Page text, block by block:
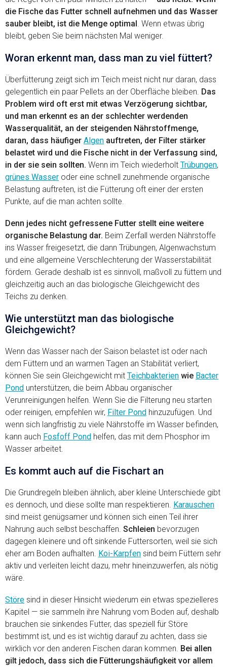
die Fische das Futter schnell aufnehmen und das Wasser
sauber bleibt, ist die Menge optimal . Wenn etwas übrig
bleibt, geben Sie beim nächsten Mal weniger.
Woran erkennt man, dass man zu viel füttert?
Überfütterung zeigt sich im Teich meist nicht nur daran, dass
gelegentlich ein paar Pellets an der Oberfläche bleiben. Das
Problem wird oft erst mit etwas Verzögerung sichtbar,
und man erkennt es an der schlechter werdenden
Wasserqualität, an der steigenden Nährstoffmenge,
daran, dass häufiger Algen auftreten, der Filter stärker
belastet wird und die Fische nicht in der Verfassung sind,
in der sie sein sollten. Wenn im Teich wiederholt Trübungen,
grünes Wasser oder eine schnell zunehmende organische
Belastung auftreten, ist die Fütterung oft einer der ersten
Punkte, auf die man achten sollte.
Denn jedes nicht gefressene Futter stellt eine weitere
organische Belastung dar. Beim Zerfall werden Nährstoffe
ins Wasser freigesetzt, die dann Trübungen, Algenwachstum
und eine allgemeine Verschlechterung der Wasserstabilität
fördern. Gerade deshalb ist es sinnvoll, maßvoll zu füttern und
gleichzeitig auch an das biologische Gleichgewicht des
Teichs zu denken.
Wie unterstützt man das biologische
Gleichgewicht?
Wenn das Wasser nach der Saison belastet ist oder nach
dem Füttern und an warmen Tagen an Stabilität verliert,
können Sie sein Gleichgewicht mit Teichbakterien wie Bacter
Pond unterstützen, die beim Abbau organischer
Verunreinigungen helfen. Wenn Sie die Filterung neu starten
oder reinigen, empfehlen wir, Filter Pond hinzuzufügen. Und
wenn sich langfristig zu viele Nährstoffe im Wasser befinden,
kann auch Fosfoff Pond helfen, das mit dem Phosphor im
Wasser arbeitet.
Es kommt auch auf die Fischart an
Die Grundregeln bleiben ähnlich, aber kleine Unterschiede gibt
es dennoch, und diese sollte man respektieren. Karauschen
sind meist genügsamer und können sich einen Teil ihrer
Nahrung auch selbst beschaffen. Schleien bevorzugen
dagegen kleinere und oft sinkende Futtersorten, weil sie sich
eher am Boden aufhalten. Koi-Karpfen sind beim Füttern sehr
aktiv und verleiten leicht dazu, mehr hineinzuwerfen, als nötig
wäre.
Störe sind in dieser Hinsicht wiederum ein etwas spezielleres
Kapitel — sie sammeln ihre Nahrung vom Boden auf, deshalb
brauchen sie sinkendes Futter, das speziell für Störe
bestimmt ist, und es ist wichtig darauf zu achten, dass sie
wirklich vor den anderen Fischen daran kommen. Bei allen
gilt jedoch, dass sich die Fütterungshäufigkeit vor allem